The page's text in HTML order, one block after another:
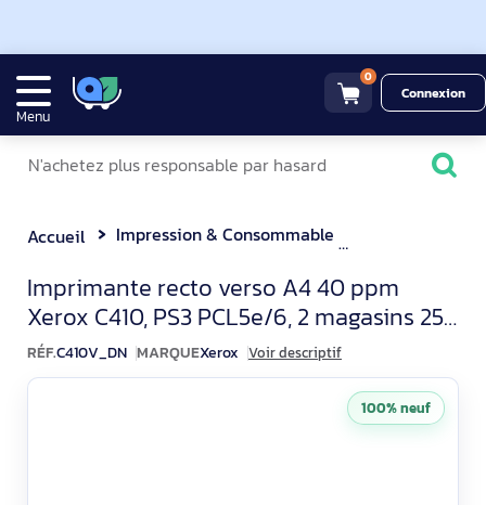
Menu
0
Connexion
Accueil Impression & Consommable
Xerox C410V_DN
Imprimante recto verso A4 40 ppm
Xerox C410, PS3 PCL5e/6, 2 magasins 251
feuilles
RÉF.C410V_DN MARQUEXerox Voir descriptif
100% neuf